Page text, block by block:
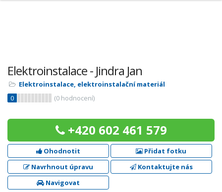
Elektroinstalace - Jindra Jan
Elektroinstalace, elektroinstalační materiál
0
(0 hodnocení)
+420 602 461 579
Ohodnotit
Přidat fotku
Navrhnout úpravu
Kontaktujte nás
Navigovat